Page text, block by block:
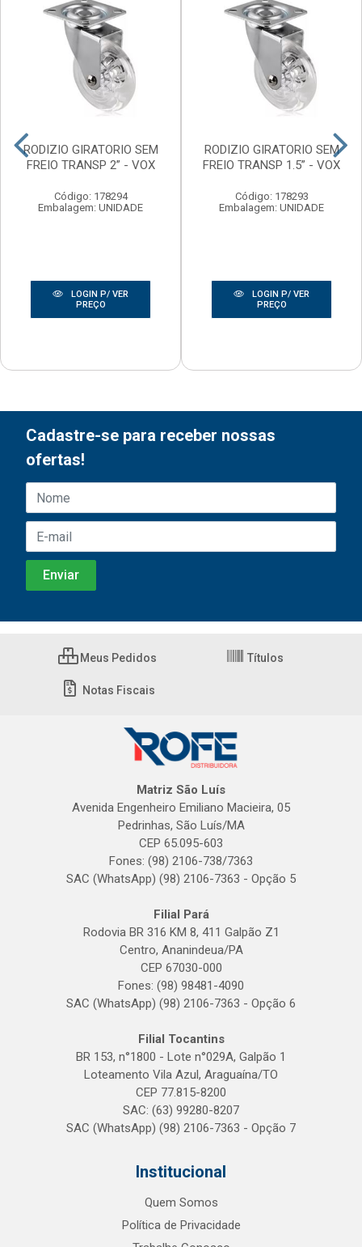
RODIZIO GIRATORIO SEM
FREIO TRANSP 2” - VOX
Código: 178294
Embalagem: UNIDADE
LOGIN P/ VER
PREÇO
RODIZIO GIRATORIO SEM
FREIO TRANSP 1.5” - VOX
Código: 178293
Embalagem: UNIDADE
LOGIN P/ VER
PREÇO
Cadastre-se para receber nossas
ofertas!
Meus Pedidos Títulos
Notas Fiscais
Matriz São Luís
Avenida Engenheiro Emiliano Macieira, 05
Pedrinhas, São Luís/MA
CEP 65.095-603
Fones: (98) 2106-738/7363
SAC (WhatsApp) (98) 2106-7363 - Opção 5
Filial Pará
Rodovia BR 316 KM 8, 411 Galpão Z1
Centro, Ananindeua/PA
CEP 67030-000
Fones: (98) 98481-4090
SAC (WhatsApp) (98) 2106-7363 - Opção 6
Filial Tocantins
BR 153, n°1800 - Lote n°029A, Galpão 1
Loteamento Vila Azul, Araguaína/TO
CEP 77.815-8200
SAC: (63) 99280-8207
SAC (WhatsApp) (98) 2106-7363 - Opção 7
Institucional
Quem Somos
Política de Privacidade